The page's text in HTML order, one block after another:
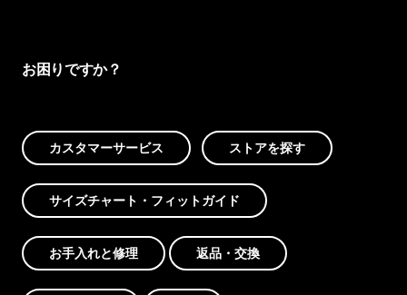
お困りですか？
カスタマーサービス ストアを探す
サイズチャート・フィットガイド
お手入れと修理 返品・交換